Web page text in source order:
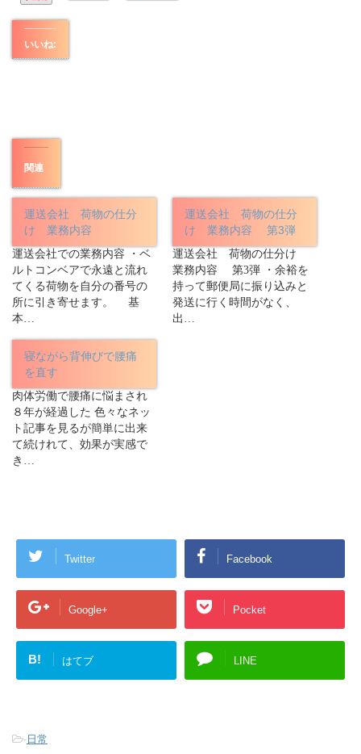
いいね:
関連
運送会社 荷物の仕分
け 業務内容
運送会社での業務内容 ・ベ
ルトコンベアで永遠と流れ
てくる荷物を自分の番号の
所に引き寄せます。 基
本…
運送会社 荷物の仕分
け 業務内容 第3弾
運送会社 荷物の仕分け
業務内容 第3弾 ・余裕を
持って郵便局に振り込みと
発送に行く時間がなく、
出…
寝ながら背伸びで腰痛
を直す
肉体労働で腰痛に悩まされ
８年が経過した 色々なネッ
ト記事を見るが簡単に出来
て続けれて、効果が実感で
き…
Twitter Facebook
Google+ Pocket
B! はてブ LINE
- 日常